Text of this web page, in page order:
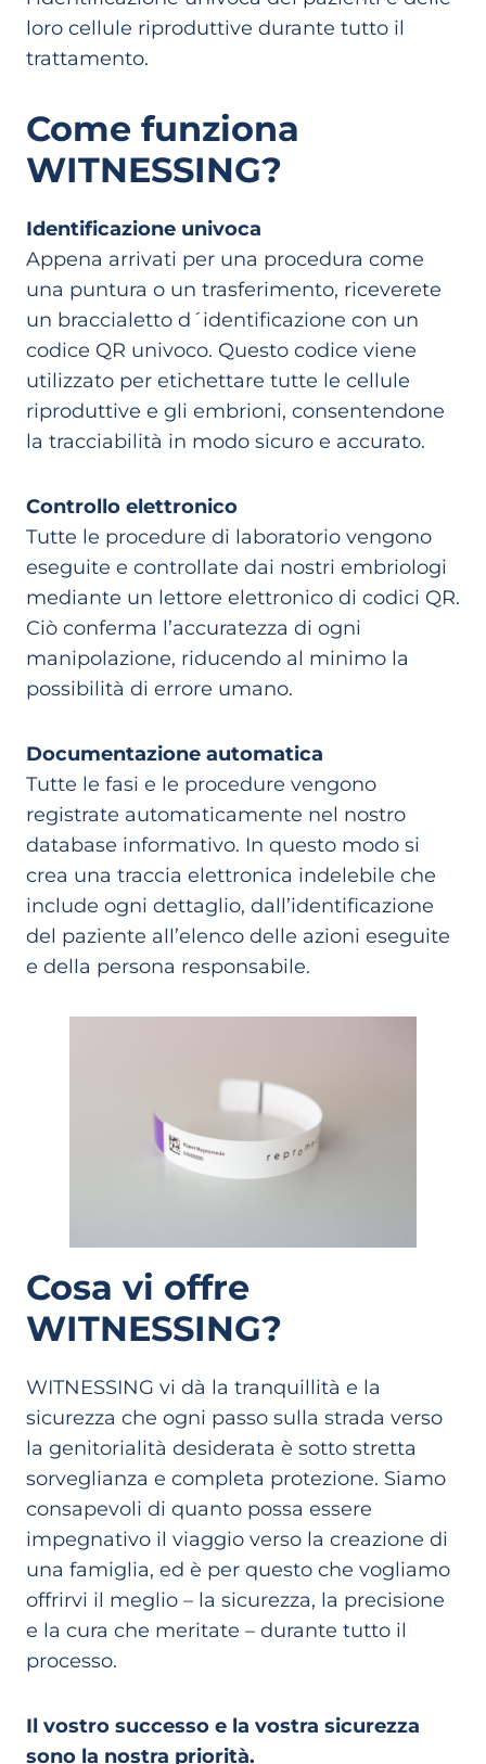
loro cellule riproduttive durante tutto il
trattamento.
Come funziona
WITNESSING?
Identificazione univoca
Appena arrivati per una procedura come
una puntura o un trasferimento, riceverete
un braccialetto d´identificazione con un
codice QR univoco. Questo codice viene
utilizzato per etichettare tutte le cellule
riproduttive e gli embrioni, consentendone
la tracciabilità in modo sicuro e accurato.
Controllo elettronico
Tutte le procedure di laboratorio vengono
eseguite e controllate dai nostri embriologi
mediante un lettore elettronico di codici QR.
Ciò conferma l’accuratezza di ogni
manipolazione, riducendo al minimo la
possibilità di errore umano.
Documentazione automatica
Tutte le fasi e le procedure vengono
registrate automaticamente nel nostro
database informativo. In questo modo si
crea una traccia elettronica indelebile che
include ogni dettaglio, dall’identificazione
del paziente all’elenco delle azioni eseguite
e della persona responsabile.
Cosa vi offre
WITNESSING?
WITNESSING vi dà la tranquillità e la
sicurezza che ogni passo sulla strada verso
la genitorialità desiderata è sotto stretta
sorveglianza e completa protezione. Siamo
consapevoli di quanto possa essere
impegnativo il viaggio verso la creazione di
una famiglia, ed è per questo che vogliamo
offrirvi il meglio – la sicurezza, la precisione
e la cura che meritate – durante tutto il
processo.
Il vostro successo e la vostra sicurezza
sono la nostra priorità.